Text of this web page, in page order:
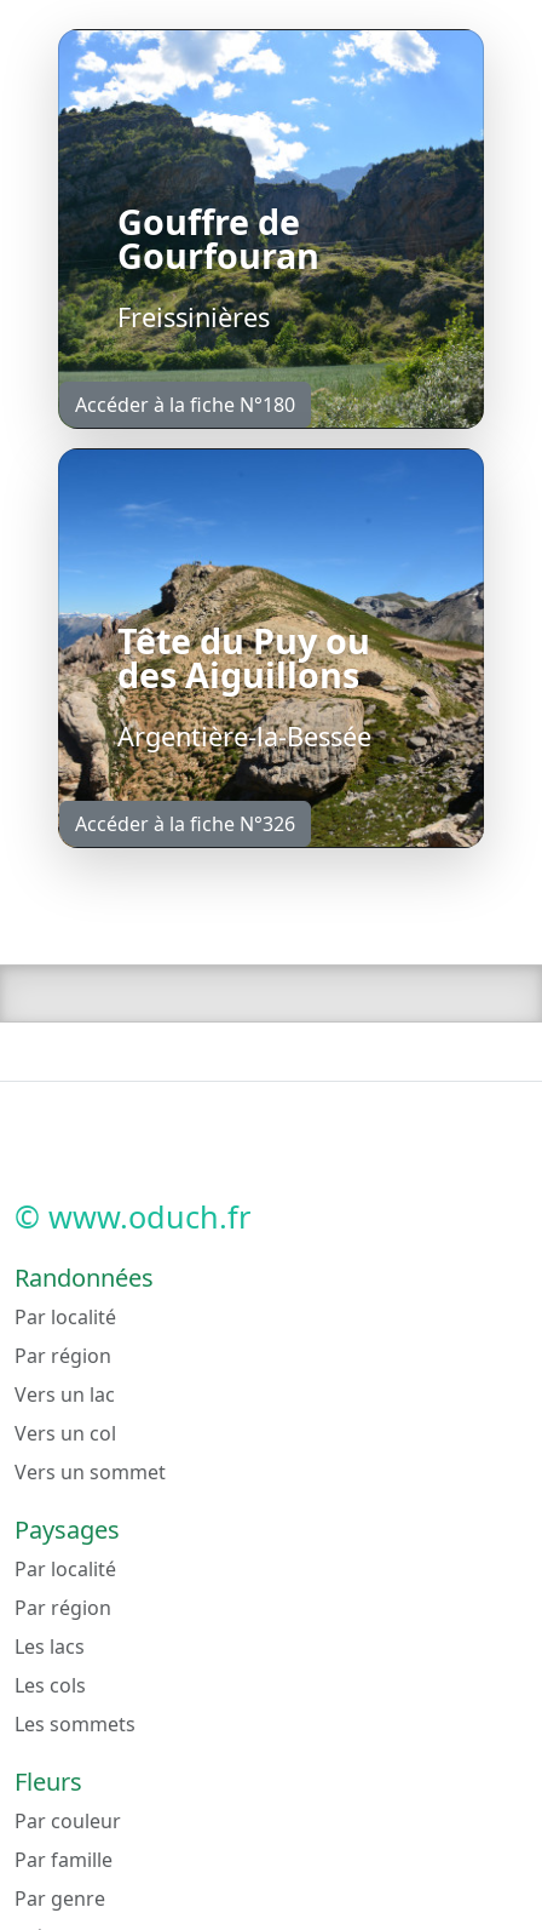
Gouffre de
Gourfouran
Freissinières
Accéder à la fiche N°180
Tête du Puy ou
des Aiguillons
Argentière-la-Bessée
Accéder à la fiche N°326
© www.oduch.fr
Randonnées
Par localité
Par région
Vers un lac
Vers un col
Vers un sommet
Paysages
Par localité
Par région
Les lacs
Les cols
Les sommets
Fleurs
Par couleur
Par famille
Par genre